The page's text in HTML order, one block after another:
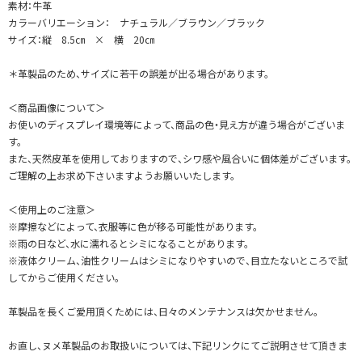
素材：牛革
カラーバリエーション： ナチュラル／ブラウン／ブラック
サイズ：縦 8.5㎝ × 横 20㎝
＊革製品のため、サイズに若干の誤差が出る場合があります。
＜商品画像について＞
お使いのディスプレイ環境等によって、商品の色・見え方が違う場合がございま
す。
また、天然皮革を使用しておりますので、シワ感や風合いに個体差がございます。
ご理解の上お求め下さいますようお願いいたします。
＜使用上のご注意＞
※摩擦などによって、衣服等に色が移る可能性があります。
※雨の日など、水に濡れるとシミになることがあります。
※液体クリーム、油性クリームはシミになりやすいので、目立たないところで試
してからご使用ください。
革製品を長くご愛用頂くためには、日々のメンテナンスは欠かせません。
お直し、ヌメ革製品のお取扱いについては、下記リンクにてご説明させて頂きま